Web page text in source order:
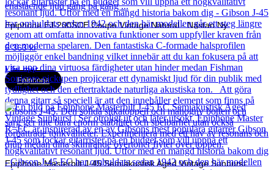
Epiphone EJ-200SCE Coupe Vintage Natural - Nästan Ny
6 363kr
Läs mer
Epiphone
Epiphone Masterbilt J-45 Semiakustisk Aged Vintage Sunburst